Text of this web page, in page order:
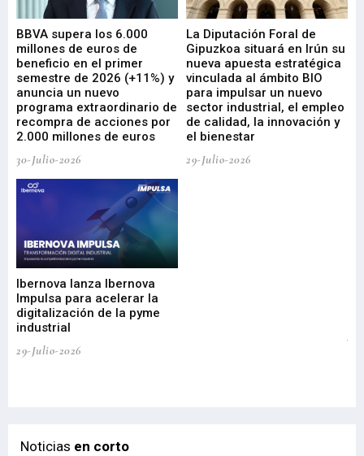
BBVA supera los 6.000
millones de euros de
beneficio en el primer
semestre de 2026 (+11%) y
anuncia un nuevo
programa extraordinario de
recompra de acciones por
2.000 millones de euros
30-Julio-2026
La Diputación Foral de
Gipuzkoa situará en Irún su
nueva apuesta estratégica
vinculada al ámbito BIO
para impulsar un nuevo
sector industrial, el empleo
de calidad, la innovación y
el bienestar
29-Julio-2026
Ibernova lanza Ibernova
Impulsa para acelerar la
digitalización de la pyme
industrial
29-Julio-2026
Noticias en corto